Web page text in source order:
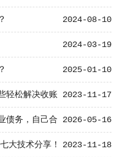
2024-08-10
2024-03-19
2025-01-10
2023-11-17
轻松解决收账
2026-05-16
债务，自己合
2023-11-18
大技术分享！